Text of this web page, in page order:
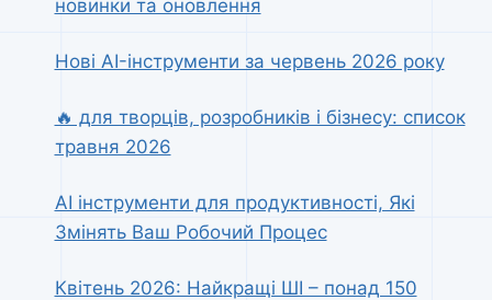
новинки та оновлення
Нові AI-інструменти за червень 2026 року
🔥 для творців, розробників і бізнесу: список
травня 2026
AI інструменти для продуктивності, Які
Змінять Ваш Робочий Процес
Квітень 2026: Найкращі ШІ – понад 150